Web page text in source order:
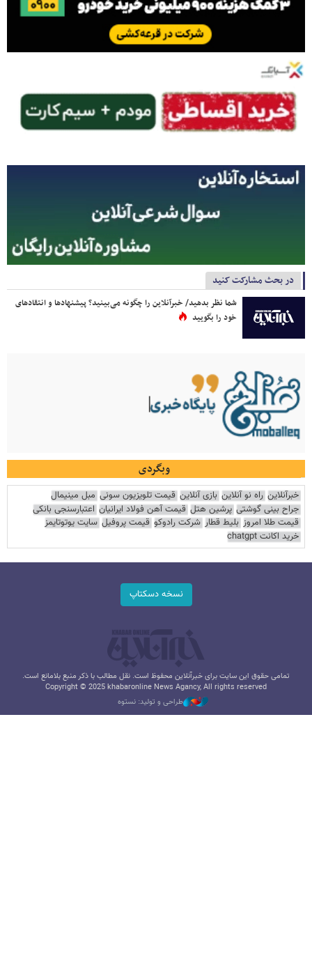
در بحث مشارکت کنید
شما نظر بدهید/ خبرآنلاین را چگونه می‌بینید؟ پیشنهادها و انتقادهای
خود را بگویید
وبگردی
خبرآنلاین راه نو آنلاین بازی آنلاین قیمت تلویزیون سونی مبل مینیمال
جراح بینی گوشتی پرشین هتل قیمت آهن فولاد ایرانیان اعتبارسنجی بانکی
قیمت طلا امروز بلیط قطار شرکت رادوکو قیمت پروفیل سایت یوتوتایمز
خرید اکانت chatgpt
نسخه دسکتاپ
تمامی حقوق این سایت برای خبرآنلاین محفوظ است. نقل مطالب با ذکر منبع بلامانع است.
Copyright © 2025 khabaronline News Agancy, All rights reserved
طراحی و تولید: نستوه